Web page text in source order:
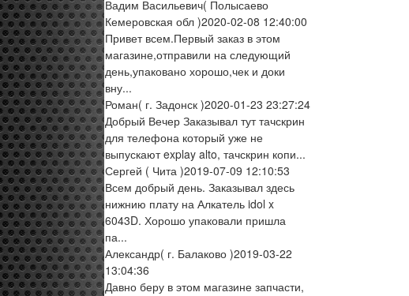
Вадим Васильевич( Полысаево
Кемеровская обл )2020-02-08 12:40:00
Привет всем.Первый заказ в этом
магазине,отправили на следующий
день,упаковано хорошо,чек и доки
вну...
Роман( г. Задонск )2020-01-23 23:27:24
Добрый Вечер Заказывал тут тачскрин
для телефона который уже не
выпускают explay alto, тачскрин копи...
Сергей ( Чита )2019-07-09 12:10:53
Всем добрый день. Заказывал здесь
нижнию плату на Алкатель idol x
6043D. Хорошо упаковали пришла
па...
Александр( г. Балаково )2019-03-22
13:04:36
Давно беру в этом магазине запчасти,